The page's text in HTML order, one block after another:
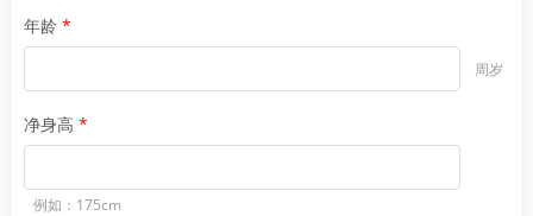
年龄
周岁
净身高
例如：175cm